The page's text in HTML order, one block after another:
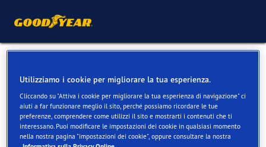
Utilizziamo i cookie per migliorare la tua esperienza.
Cliccando su "Attiva i cookie per migliorare la tua esperienza di navigazione" ci
aiuti a far funzionare meglio il sito, perché possiamo ricordare le tue
preferenze, comprendere come utilizzi il sito e mostrarti i contenuti che ti
interessano. Puoi modificare le impostazioni dei cookie in qualsiasi momento
nella nostra pagina "impostazioni dei cookie", oppure consultare la nostra